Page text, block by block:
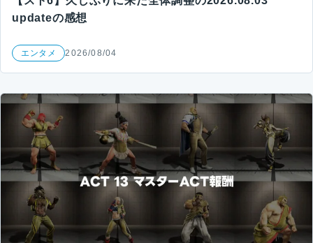
updateの感想
エンタメ 2026/08/04